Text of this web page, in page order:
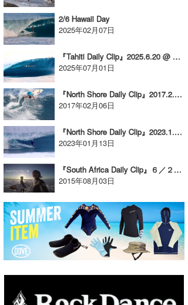
2/6 Hawaii Day
2025年02月07日
『Tahiti Daily Clip』2025.6.20 @ Teahupoo
2025年07月01日
『North Shore Daily Clip』2017.2.5 @ ROCKY
2017年02月06日
『North Shore Daily Clip』2023.1.10 @ BACKDOOR & PIPE & OTW
2023年01月13日
『South Africa Daily Clip』６／２５ ジェフリーズベイセッション。
2015年08月03日
S.K
Soulman
VAGY
waka☆=
YUKI☆
たっちー
ハンマー
まっきー
三輪予報士
小川予報士
上田純子